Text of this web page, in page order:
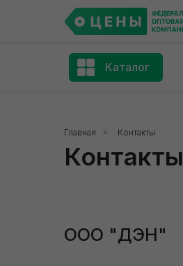
Каталог
Главная » Контакты
Контакты
ООО "ДЭН"